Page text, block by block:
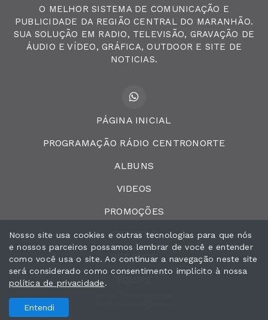
O MELHOR SISTEMA DE COMUNICAÇÃO E
PUBLICIDADE DA REGIÃO CENTRAL DO MARANHÃO.
SUA SOLUÇÃO EM RADIO, TELEVISÃO, GRAVAÇÃO DE
ÁUDIO E VÍDEO, GRÁFICA, OUTDOOR E SITE DE
NOTICIAS.
PÁGINA INICIAL
PROGRAMAÇÃO RÁDIO CENTRONORTE
ALBUNS
VIDEOS
PROMOÇÕES
EVENTOS
RECADOS
Nosso site usa cookies e outras tecnologias para que nós
e nossos parceiros possamos lembrar de você e entender
como você usa o site. Ao continuar a navegação neste site
será considerado como consentimento implícito à nossa
política de privacidade.
Entendi